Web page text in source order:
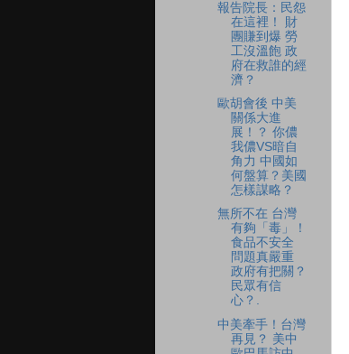
報告院長：民怨
在這裡！ 財
團賺到爆 勞
工沒溫飽 政
府在救誰的經
濟？
歐胡會後 中美
關係大進
展！？ 你儂
我儂VS暗自
角力 中國如
何盤算？美國
怎樣謀略？
無所不在 台灣
有夠「毒」！
食品不安全
問題真嚴重
政府有把關？
民眾有信
心？.
中美牽手！台灣
再見？ 美中